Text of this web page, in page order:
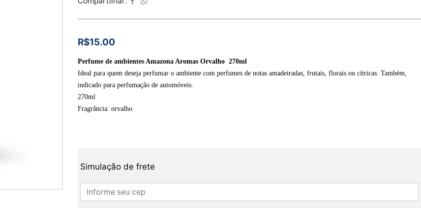
R$15.00
Perfume de ambientes Amazona Aromas Orvalho 270ml
Ideal para quem deseja perfumar o ambiente com perfumes de notas amadeiradas, frutais, florais ou cítricas. Também,
indicado para perfumação de automóveis.
270ml
Fragrância: orvalho
Simulação de frete